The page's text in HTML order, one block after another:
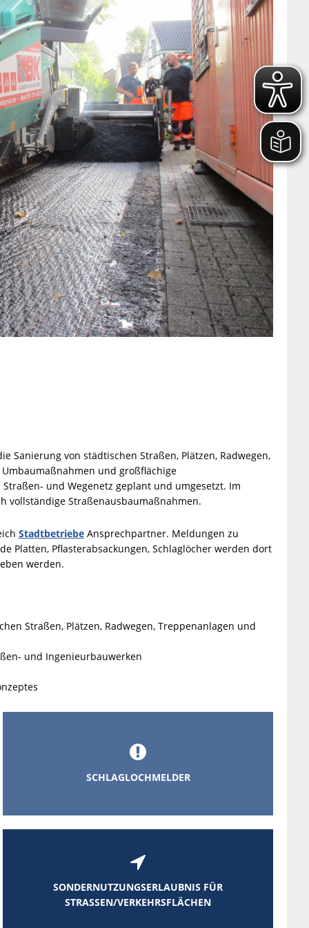
Sanierung von städtischen Straßen, Plätzen, Radwegen,
und großflächige
und Wegenetz geplant und umgesetzt. Im
vollständige Straßenausbaumaßnahmen.
StadtbetriebeAnsprechpartner. Meldungen zu
Platten, Pflasterabsackungen, Schlaglöcher werden dort
werden.
Straßen, Plätzen, Radwegen, Treppenanlagen und
und Ingenieurbauwerken

SCHLAGLOCHMELDER

SONDERNUTZUNGSERLAUBNIS FÜR
STRASSEN/VERKEHRSFLÄCHEN